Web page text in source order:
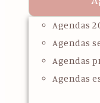
Agendas
Agendas
Agendas
Agendas